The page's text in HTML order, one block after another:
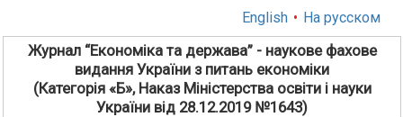
English • На русском
Журнал “Економіка та держава” - наукове фахове
видання України з питань економіки
(Категорія «Б», Наказ Міністерства освіти і науки
України від 28.12.2019 №1643)